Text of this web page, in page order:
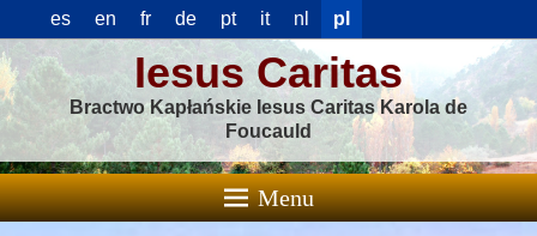
es en fr de pt it nl pl
Iesus Caritas
Bractwo Kapłańskie Iesus Caritas Karola de
Foucauld
Menu